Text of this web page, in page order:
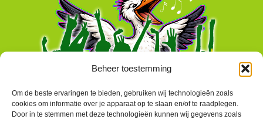
Beheer toestemming
Om de beste ervaringen te bieden, gebruiken wij technologieën zoals
cookies om informatie over je apparaat op te slaan en/of te raadplegen.
Door in te stemmen met deze technologieën kunnen wij gegevens zoals